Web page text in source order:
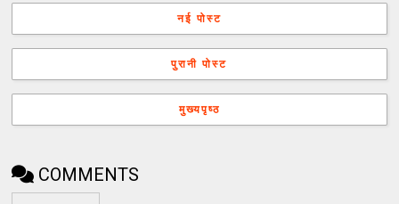
नई पोस्ट
पुरानी पोस्ट
मुख्यपृष्ठ
COMMENTS